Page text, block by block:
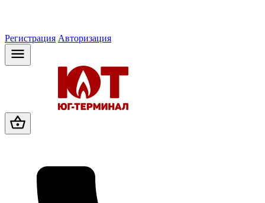
Регистрация Авторизация